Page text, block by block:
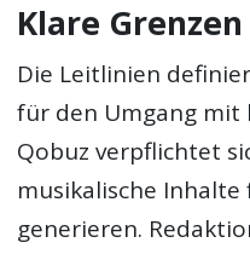
Klare
Die Leitlinien
für den Umgang mit
Qobuz verpflichtet
musikalische
generieren.